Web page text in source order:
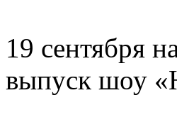
19 сентября
выпуск шоу